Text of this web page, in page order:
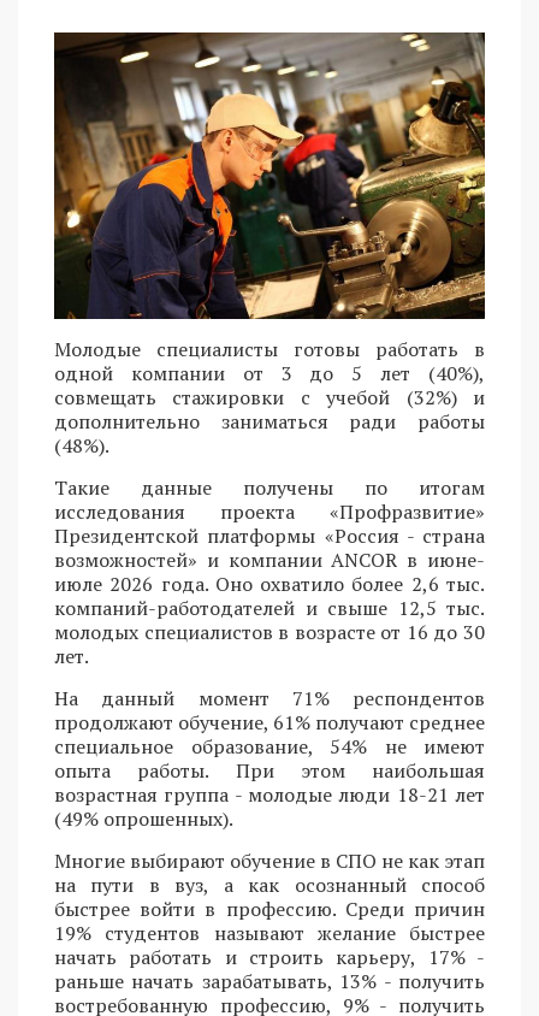
Молодые специалисты готовы работать в
одной компании от 3 до 5 лет (40%),
совмещать стажировки с учебой (32%) и
дополнительно заниматься ради работы
(48%).
Такие данные получены по итогам
исследования проекта «Профразвитие»
Президентской платформы «Россия - страна
возможностей» и компании ANCOR в июне-
июле 2026 года. Оно охватило более 2,6 тыс.
компаний-работодателей и свыше 12,5 тыс.
молодых специалистов в возрасте от 16 до 30
лет.
На данный момент 71% респондентов
продолжают обучение, 61% получают среднее
специальное образование, 54% не имеют
опыта работы. При этом наибольшая
возрастная группа - молодые люди 18-21 лет
(49% опрошенных).
Многие выбирают обучение в СПО не как этап
на пути в вуз, а как осознанный способ
быстрее войти в профессию. Среди причин
19% студентов называют желание быстрее
начать работать и строить карьеру, 17% -
раньше начать зарабатывать, 13% - получить
востребованную профессию, 9% - получить